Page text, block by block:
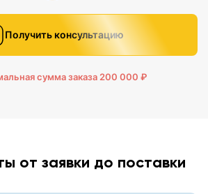
Получить консультацию
сумма заказа 200 000 ₽
от заявки до поставки